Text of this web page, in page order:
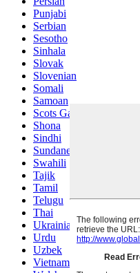
Punjabi
Serbian
Sesotho
Sinhala
Slovak
Slovenian
Somali
Samoan
Scots Gaelic
Shona
Sindhi
Sundanese
Swahili
Tajik
Tamil
Telugu
Thai
Ukrainian
Urdu
Uzbek
Vietnamese